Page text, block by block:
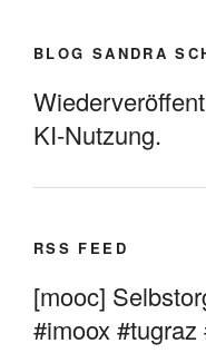
BLOG SANDRA
KI-Nutzung.
RSS FEED
[mooc]
#imoox #tugraz